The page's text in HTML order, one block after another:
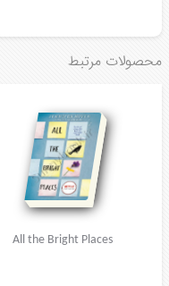
محصولات مرتبط
All the Bright Places